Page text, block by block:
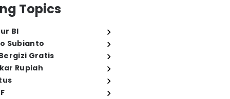
Topics
BI
Subianto
Gratis
Rupiah